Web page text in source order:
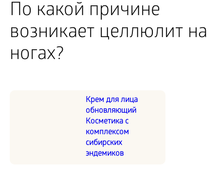
По какой причине
возникает целлюлит на
ногах?
Крем для лица
обновляющий
Косметика с
комплексом
сибирских
эндемиков